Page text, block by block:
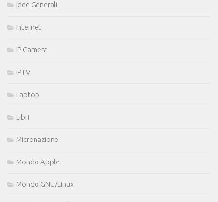
Idee Generali
Internet
IP Camera
IPTV
Laptop
Libri
Micronazione
Mondo Apple
Mondo GNU/Linux